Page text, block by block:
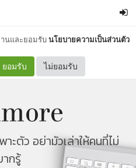
านและยอมรับนโยบายความเป็นส่วนตัว
ยอมรับ ไม่ยอมรับ
าะตัว อย่ามัวเล่าให้คนที่ไม่
กรู้